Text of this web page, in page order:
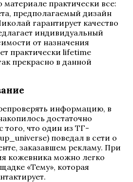
материале практически все:
предполагаемый дизайн
гарантирует качество
индивидуальный
от назначения
практически lifetime
прекрасно в данной
информацию, в
достаточно
того, что один из ТГ-
поведал в сети о
заказавшем рекламу. При
кожевника можно легко
«Тему», которая